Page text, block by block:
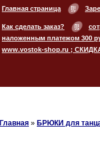
Главная страница
Как сделать заказ?
наложенным платежом 300
www.vostok-shop.ru ;
Главная » БРЮКИ для